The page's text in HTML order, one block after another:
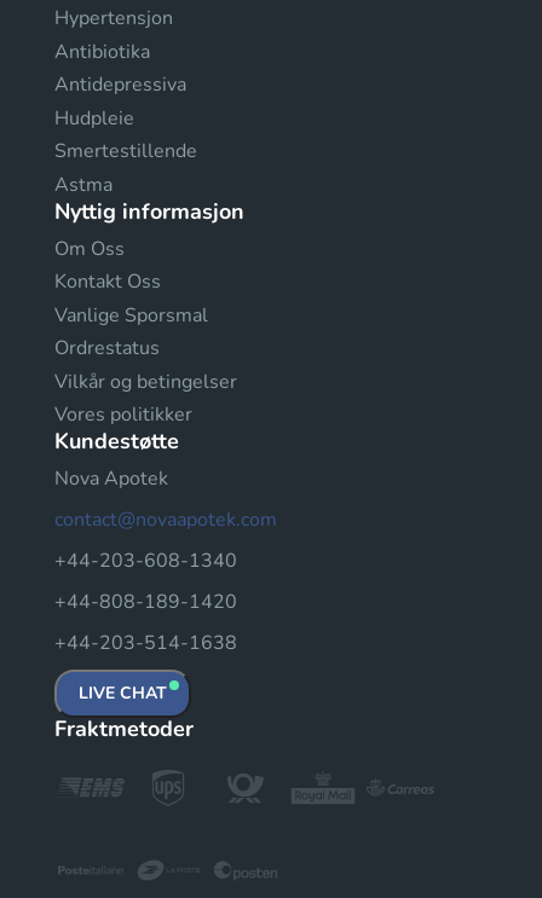
Hypertensjon
Antibiotika
Antidepressiva
Hudpleie
Smertestillende
Astma
Nyttig informasjon
Om Oss
Kontakt Oss
Vanlige Sporsmal
Ordrestatus
Vilkår og betingelser
Vores politikker
Kundestøtte
Nova Apotek
contact@novaapotek.com
+44-203-608-1340
+44-808-189-1420
+44-203-514-1638
LIVE CHAT
Fraktmetoder